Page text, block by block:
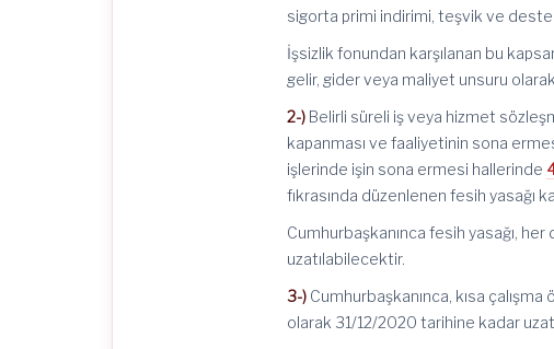
sigorta primi indirimi, teşvik ve
İşsizlik fonundan karşılanan bu
gelir, gider veya maliyet unsuru
2-) Belirli süreli iş veya hizmet
kapanması ve faaliyetinin sona
işlerinde işin sona ermesi hallerinde
fıkrasında düzenlenen fesih yasağı
Cumhurbaşkanınca fesih yasağı,
uzatılabilecektir.
3-) Cumhurbaşkanınca, kısa
olarak 31/12/2020 tarihine kadar